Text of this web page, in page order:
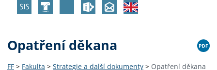
Opatření děkana
FF > Fakulta > Strategie a další dokumenty > Opatření děkana